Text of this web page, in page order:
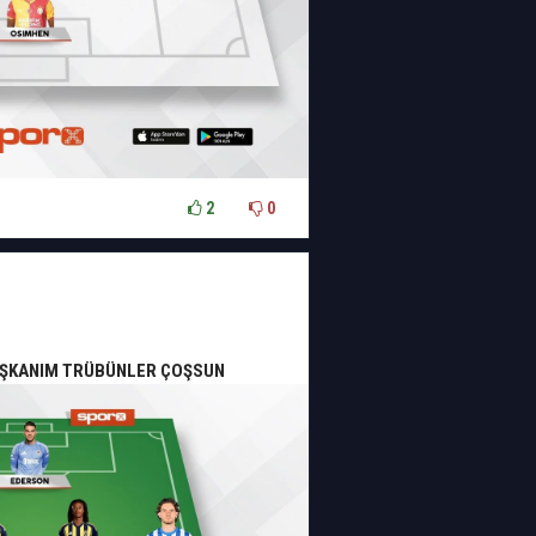
2 0
TRÜBÜNLER ÇOŞSUN